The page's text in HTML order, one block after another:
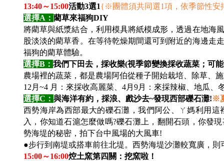
13:40～15:00活動3選1{※團體須共同選1項，依季節性安
選擇A： 藺草來福狗DIY
將藺草與紙漿結合，利用模具將紙模成形，透過在地海
股淡淡的藺草香。在等待乾燥期間還可到附近的海邊走
福狗的藺草體驗。
選擇B： 我們下田去，採收樂(視季節變換採收蔬菜；可能
農場裡的蔬菜，都是農場阿伯從種子開始栽培、除草、
12 月~4 月：來採收高麗菜、4月9月：來採辣椒、地瓜、
選擇C： 與海洋有約，採浪、戲沙去~發現西部礫石灘!※
西勢海岸為西部最大的礫石灘，我們阿公、ㄚ媽利用
入，你知道石滬怎麼做嗎?礫石灘上，翻開石頭，你發
勢海堤的秘密，拍下台中風場的大風車!
●步行到南堤或搭車前往北堤。 西勢海堤沙灘較寬廣，則
15:00～16:00焢土窯第四關：挖窯啦！